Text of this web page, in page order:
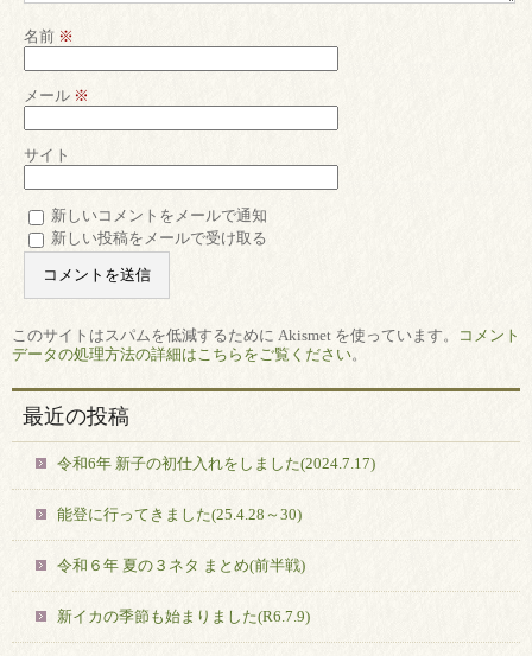
名前 ※
メール ※
サイト
新しいコメントをメールで通知
新しい投稿をメールで受け取る
このサイトはスパムを低減するために Akismet を使っています。
コメント
データの処理方法の詳細はこちらをご覧ください。
最近の投稿
令和6年 新子の初仕入れをしました(2024.7.17)
能登に行ってきました(25.4.28～30)
令和６年 夏の３ネタ まとめ(前半戦)
新イカの季節も始まりました(R6.7.9)